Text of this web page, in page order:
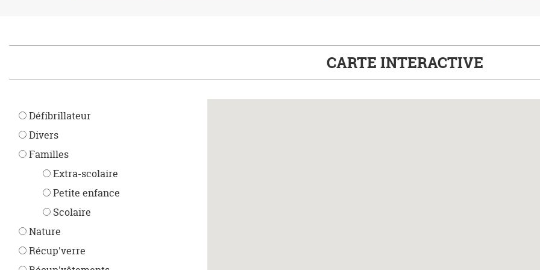
CARTE INTERACTIVE
Défibrillateur
Divers
Familles
Extra-scolaire
Petite enfance
Scolaire
Nature
Récup'verre